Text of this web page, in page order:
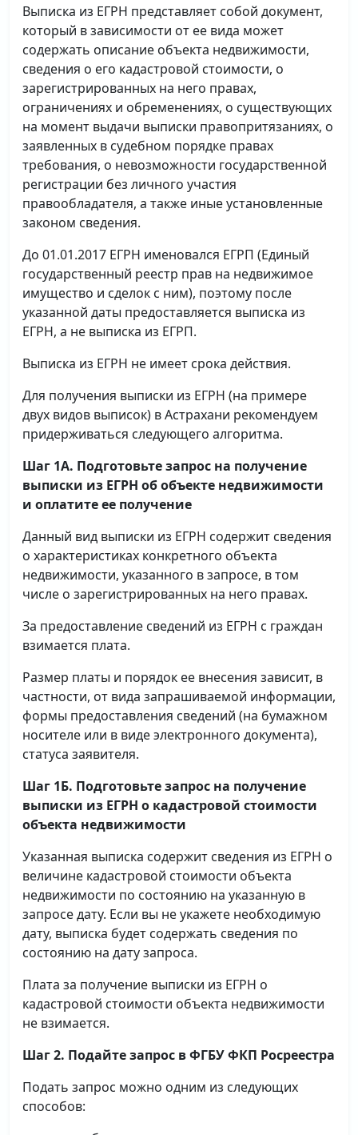
Выписка из ЕГРН представляет собой документ,
который в зависимости от ее вида может
содержать описание объекта недвижимости,
сведения о его кадастровой стоимости, о
зарегистрированных на него правах,
ограничениях и обременениях, о существующих
на момент выдачи выписки правопритязаниях, о
заявленных в судебном порядке правах
требования, о невозможности государственной
регистрации без личного участия
правообладателя, а также иные установленные
законом сведения.
До 01.01.2017 ЕГРН именовался ЕГРП (Единый
государственный реестр прав на недвижимое
имущество и сделок с ним), поэтому после
указанной даты предоставляется выписка из
ЕГРН, а не выписка из ЕГРП.
Выписка из ЕГРН не имеет срока действия.
Для получения выписки из ЕГРН (на примере
двух видов выписок) в Астрахани рекомендуем
придерживаться следующего алгоритма.
Шаг 1А. Подготовьте запрос на получение
выписки из ЕГРН об объекте недвижимости
и оплатите ее получение
Данный вид выписки из ЕГРН содержит сведения
о характеристиках конкретного объекта
недвижимости, указанного в запросе, в том
числе о зарегистрированных на него правах.
За предоставление сведений из ЕГРН с граждан
взимается плата.
Размер платы и порядок ее внесения зависит, в
частности, от вида запрашиваемой информации,
формы предоставления сведений (на бумажном
носителе или в виде электронного документа),
статуса заявителя.
Шаг 1Б. Подготовьте запрос на получение
выписки из ЕГРН о кадастровой стоимости
объекта недвижимости
Указанная выписка содержит сведения из ЕГРН о
величине кадастровой стоимости объекта
недвижимости по состоянию на указанную в
запросе дату. Если вы не укажете необходимую
дату, выписка будет содержать сведения по
состоянию на дату запроса.
Плата за получение выписки из ЕГРН о
кадастровой стоимости объекта недвижимости
не взимается.
Шаг 2. Подайте запрос в ФГБУ ФКП Росреестра
Подать запрос можно одним из следующих
способов: